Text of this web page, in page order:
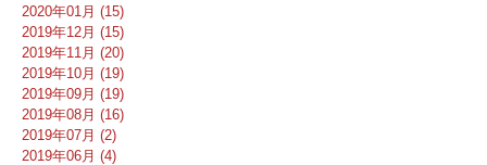
2020年01月 (15)
2019年12月 (15)
2019年11月 (20)
2019年10月 (19)
2019年09月 (19)
2019年08月 (16)
2019年07月 (2)
2019年06月 (4)